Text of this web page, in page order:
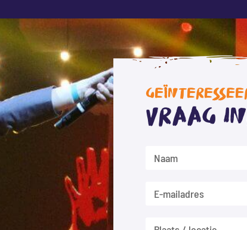
THUIS WORKSHOP: 7 CREATIEVE
WORKSHOPS AAN HUIS
10 tips voor grappige en creatieve workshops die jullie
groep zeker in beweging zullen krijgen.
Blog: Thuis Workshop Leuke thuisworkshop voor
groepsactiviteiten: Ontdek verschillende creatieve
workshops die je gewoon thuis kunt organiseren. Variatie
Vraag